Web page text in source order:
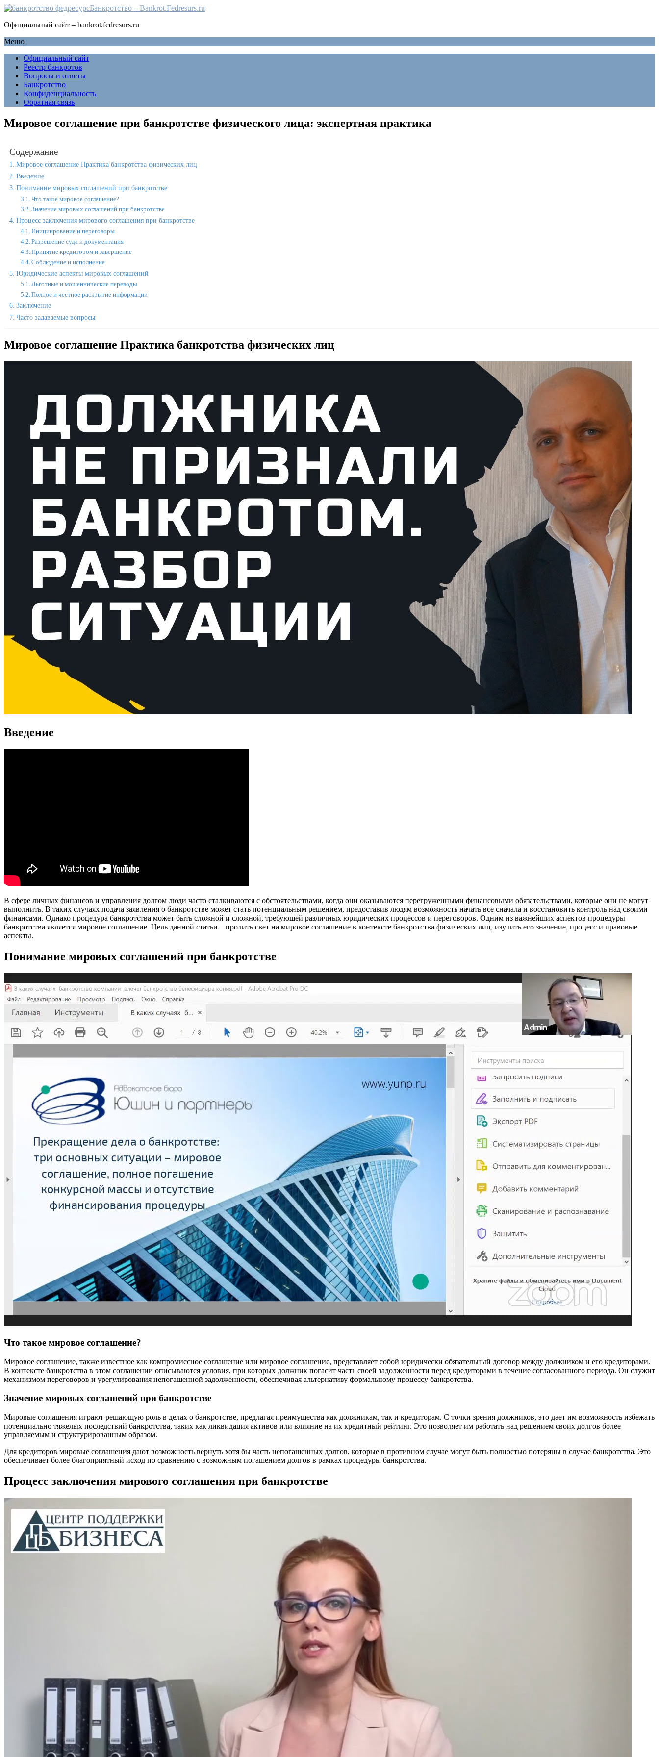
Банкротство – Bankrot.Fedresurs.ru
Официальный сайт – bankrot.fedresurs.ru
Меню
Официальный сайт
Реестр банкротов
Вопросы и ответы
Банкротство
Конфиденциальность
Обратная связь
Мировое соглашение при банкротстве физического лица: экспертная практика
Содержание
Мировое соглашение Практика банкротства физических лиц
Введение
Понимание мировых соглашений при банкротстве
Что такое мировое соглашение?
Значение мировых соглашений при банкротстве
Процесс заключения мирового соглашения при банкротстве
Инициирование и переговоры
Разрешение суда и документация
Принятие кредитором и завершение
Соблюдение и исполнение
Юридические аспекты мировых соглашений
Льготные и мошеннические переводы
Полное и честное раскрытие информации
Заключение
Часто задаваемые вопросы
Мировое соглашение Практика банкротства физических лиц
Введение
В сфере личных финансов и управления долгом люди часто сталкиваются с обстоятельствами, когда они оказываются перегруженными финансовыми обязательствами, которые они не могут
выполнить. В таких случаях подача заявления о банкротстве может стать потенциальным решением, предоставив людям возможность начать все сначала и восстановить контроль над своими
финансами. Однако процедура банкротства может быть сложной и сложной, требующей различных юридических процессов и переговоров. Одним из важнейших аспектов процедуры
банкротства является мировое соглашение. Цель данной статьи – пролить свет на мировое соглашение в контексте банкротства физических лиц, изучить его значение, процесс и правовые
аспекты.
Понимание мировых соглашений при банкротстве
Что такое мировое соглашение?
Мировое соглашение, также известное как компромиссное соглашение или мировое соглашение, представляет собой юридически обязательный договор между должником и его кредиторами.
В контексте банкротства в этом соглашении описываются условия, при которых должник погасит часть своей задолженности перед кредиторами в течение согласованного периода. Он служит
механизмом переговоров и урегулирования непогашенной задолженности, обеспечивая альтернативу формальному процессу банкротства.
Значение мировых соглашений при банкротстве
Мировые соглашения играют решающую роль в делах о банкротстве, предлагая преимущества как должникам, так и кредиторам. С точки зрения должников, это дает им возможность избежать
потенциально тяжелых последствий банкротства, таких как ликвидация активов или влияние на их кредитный рейтинг. Это позволяет им работать над решением своих долгов более
управляемым и структурированным образом.
Для кредиторов мировые соглашения дают возможность вернуть хотя бы часть непогашенных долгов, которые в противном случае могут быть полностью потеряны в случае банкротства. Это
обеспечивает более благоприятный исход по сравнению с возможным погашением долгов в рамках процедуры банкротства.
Процесс заключения мирового соглашения при банкротстве